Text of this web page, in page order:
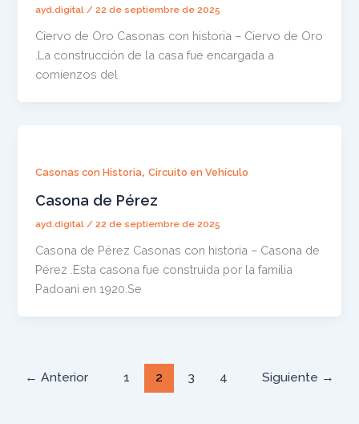
ayd.digital/22 de septiembre de 2025
Ciervo de Oro Casonas con historia – Ciervo de Oro
.La construcción de la casa fue encargada a
comienzos del
Casonas con Historia,Circuito en Vehículo
Casona de Pérez
ayd.digital/22 de septiembre de 2025
Casona de Pérez Casonas con historia – Casona de
Pérez .Esta casona fue construida por la familia
Padoani en 1920.Se
← Anterior 1 2 3 4 Siguiente →